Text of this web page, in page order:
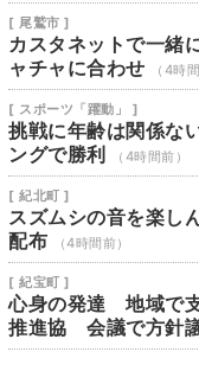
[ 尾鷲市 ]
カスタネットで一緒
ャチャに合わせ
（4時
[ スポーツ「躍動」 ]
挑戦に年齢は関係
ングで勝利
（4時間前）
[ 紀北町 ]
スズムシの音を楽
配布
（4時間前）
[ 紀宝町 ]
心身の発達 地域で
推進協 会議で方針